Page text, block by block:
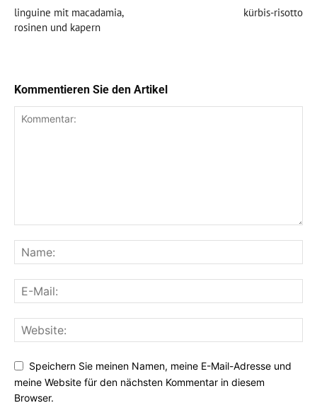
linguine mit macadamia,
rosinen und kapern
kürbis-risotto
Kommentieren Sie den Artikel
Speichern Sie meinen Namen, meine E-Mail-Adresse und
meine Website für den nächsten Kommentar in diesem
Browser.